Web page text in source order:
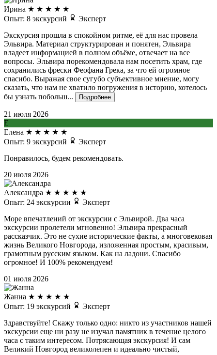
Ирина ★ ★ ★ ★ ★
Опыт: 8 экскурсий
Эксперт
Экскурсия прошла в спокойном ритме, её для нас провела
Эльвира. Материал структурирован и понятен, Эльвира
владеет информацией в полном объёме, отвечает на все
вопросы. Эльвира порекомендовала нам посетить храм, где
сохранились фрески Феофана Грека, за что ей огромное
спасибо. Выражая свое сугубо субъективное мнение, могу
сказать, что нам не хватило погружения в историю, хотелось
бы узнать побольш...
Подробнее
21 июля 2026
Е
Елена ★ ★ ★ ★ ★
Опыт: 9 экскурсий
Эксперт
Понравилось, будем рекомендовать.
20 июля 2026
Александра ★ ★ ★ ★ ★
Опыт: 24 экскурсии
Эксперт
Море впечатлений от экскурсии с Эльвирой. Два часа
экскурсии пролетели мгновенно! Эльвира прекрасный
рассказчик. Это не сухие исторические факты, а многовековая
жизнь Великого Новгорода, изложенная простым, красивым,
грамотным русским языком. Как на ладони. Спасибо
огромное! И 100% рекомендуем!
01 июля 2026
Жанна ★ ★ ★ ★ ★
Опыт: 19 экскурсий
Эксперт
Здравствуйте! Скажу только одно: никто из участников нашей
экскурсии еще ни разу не изучал памятник в течение целого
часа с таким интересом. Потрясающая экскурсия! И сам
Великий Новгород великолепен и идеально чистый,